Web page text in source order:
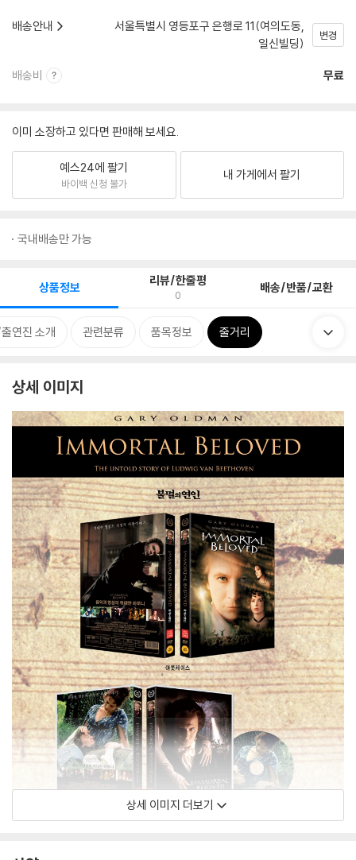
배송안내
서울특별시 영등포구 은행로 11(여의도동,
일신빌딩)
변경
배송비 무료
이미 소장하고 있다면 판매해 보세요.
예스24에 팔기
바이백 신청 불가
내 가게에서 팔기
국내배송만 가능
상품정보 리뷰/한줄평
0 배송/반품/교환
연진 소개 관련분류 품목정보 줄거리
상세 이미지
상세 이미지 더보기